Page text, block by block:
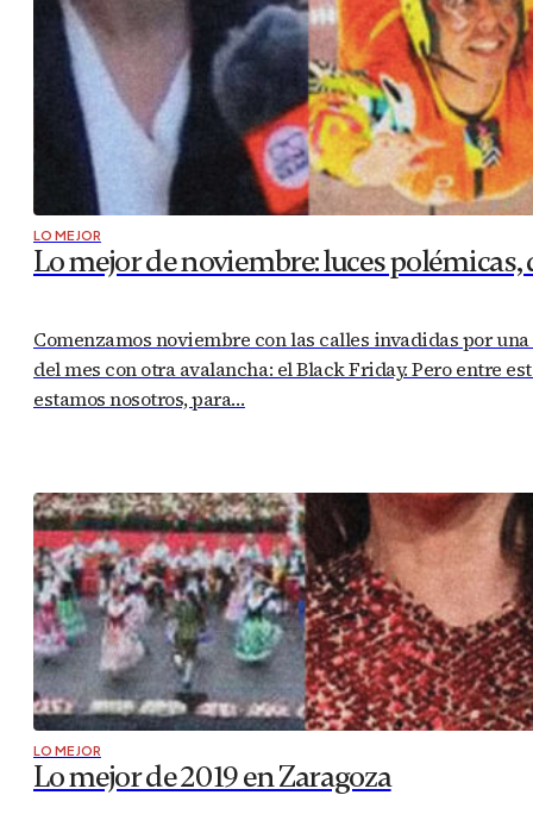
LO MEJOR
Lo mejor de noviembre: luces
Comenzamos noviembre con las calles invadidas por una
del mes con otra avalancha: el Black Friday. Pero entre
estamos nosotros, para…
LO MEJOR
Lo mejor de 2019 en Zaragoza